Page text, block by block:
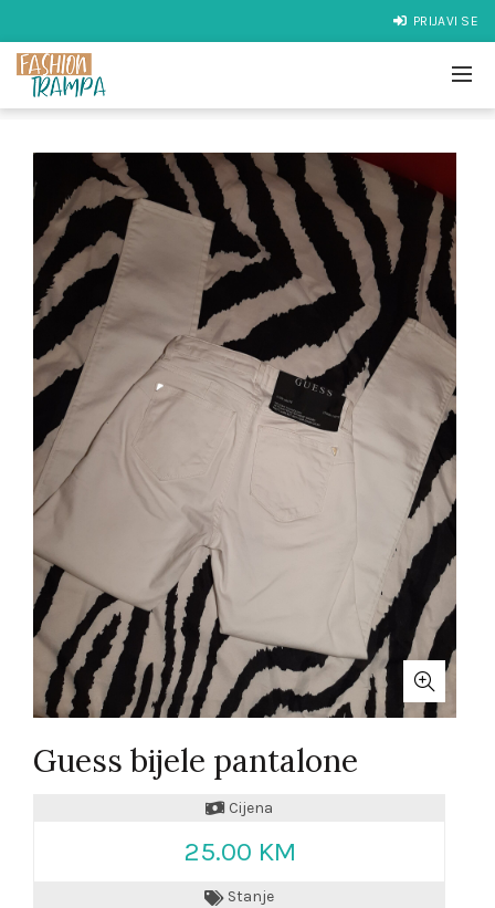
PRIJAVI SE
Guess bijele pantalone
Cijena
25.00 KM
Stanje